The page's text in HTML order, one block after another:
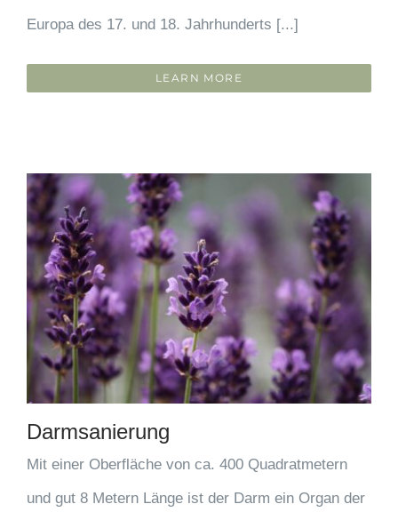
Europa des 17. und 18. Jahrhunderts [...]
LEARN MORE
Darmsanierung
Mit einer Oberfläche von ca. 400 Quadratmetern
und gut 8 Metern Länge ist der Darm ein Organ der